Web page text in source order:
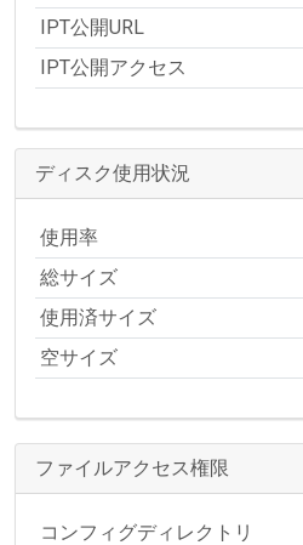
IPT公開URL
IPT公開アクセス
ディスク使用状況
使用率
総サイズ
使用済サイズ
空サイズ
ファイルアクセス権限
コンフィグディレクトリ